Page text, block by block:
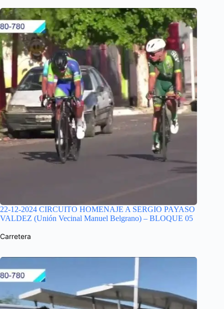
22-12-2024 CIRCUITO HOMENAJE A SERGIO PAYASO
VALDEZ (Unión Vecinal Manuel Belgrano) – BLOQUE 05
Carretera